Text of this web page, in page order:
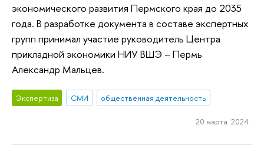
экономического развития Пермского края до 2035
года. В разработке документа в составе экспертных
групп принимал участие руководитель Центра
прикладной экономики НИУ ВШЭ – Пермь
Александр Мальцев.
Экспертиза СМИ общественная деятельность
20 марта 2024